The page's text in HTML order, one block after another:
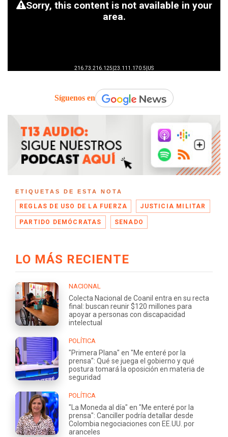
Síguenos en
ETIQUETAS DE ESTA NOTA
REGLAS DE USO DE LA FUERZA JUSTICIA MILITAR
PARTIDO DEMÓCRATAS SENADO
LO MÁS RECIENTE
NACIONAL
Colecta Nacional de Coanil entra en su recta
final: buscan reunir $120 millones para
apoyar a personas con discapacidad
intelectual
POLÍTICA
"Primera Plana" en "Me enteré por la
prensa": Qué se juega el gobierno y qué
postura tomará la oposición en materia de
seguridad
POLÍTICA
"La Moneda al día" en "Me enteré por la
prensa": Canciller podría detallar desde
Colombia negociaciones con EE.UU. por
aranceles